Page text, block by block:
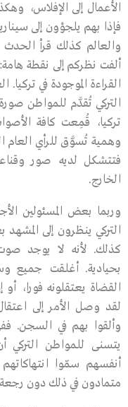
الأعمال إلى الإفلاس،
فإذا بهم يلجؤون إلى
والعالم كذلك قرأ الحدث
ألفت نظركم إلى نقطة
القراءة الموجودة في
التركي تُقدَّم للمواطن
تركيا، قُمِعت كافة
وهمية تُسوَّق للرأي
فتتشكل لديه صور
الخارج.
وربما بعض المسئولين
التركي ينظرون إلى
كذلك. لأنه لا يوجد
بحيادية. أغلقت جميع
القضاة يعتقلونه فورا،
لقد وصل الأمر إلى
وألقوا بهم في السجن.
يتسنى للمواطن
أنفسهم سمّوا
متمادون في ذلك دون